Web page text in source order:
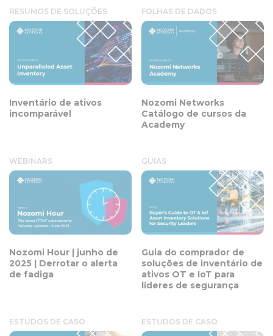
RESUMOS DE SOLUÇÕES
Inventário de ativos
incomparável
FOLHAS DE DADOS
Nozomi Networks
Catálogo de cursos da
Academy
WEBINARS
Nozomi Hour | junho de
2025 | Derrotar o alerta
de fadiga
GUIAS
Guia do comprador de
soluções de inventário de
ativos OT e IoT para
líderes de segurança
ESTUDOS DE CASO ESTUDOS DE CASO